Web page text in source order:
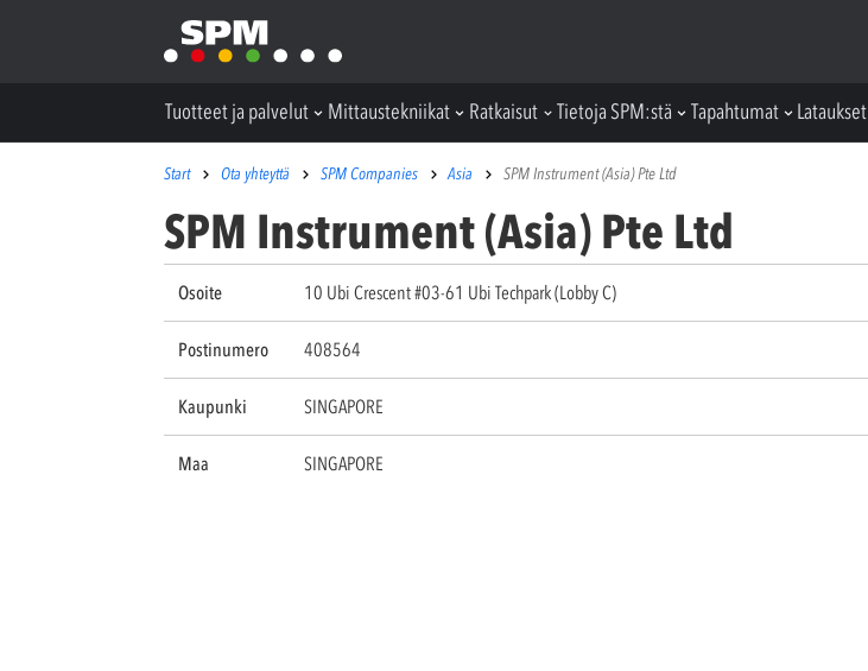
Tuotteet ja palvelut Mittaustekniikat Ratkaisut Tietoja SPM:stä Tapahtumat Lataukset
Start Ota yhteyttä SPM Companies Asia SPM Instrument (Asia) Pte Ltd
SPM Instrument (Asia) Pte Ltd
Osoite 10 Ubi Crescent #03-61 Ubi Techpark (Lobby C)
Postinumero 408564
Kaupunki SINGAPORE
Maa SINGAPORE